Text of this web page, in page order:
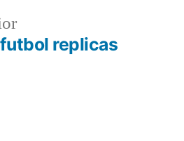
Entrada
anterior:replicas